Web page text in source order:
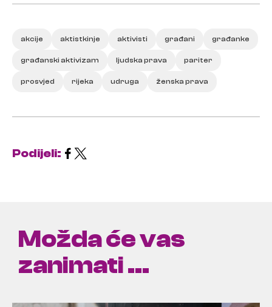
akcije aktistkinje aktivisti građani građanke
građanski aktivizam ljudska prava pariter
prosvjed rijeka udruga ženska prava
Podijeli:
Možda će vas
zanimati ...